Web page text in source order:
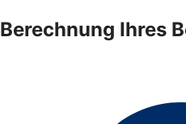
Berechnung Ihres